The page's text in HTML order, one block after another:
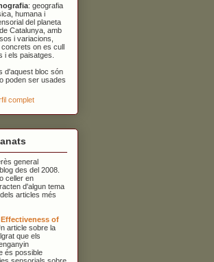
: geografia
humana i
del planeta
Catalunya, amb
i variacions,
on es cull
i els paisatges.
d'aquest bloc són
poden ser usades
complet
general
des del 2008.
celler en
d'algun tema
articles més
of
article sobre la
que els
és possible